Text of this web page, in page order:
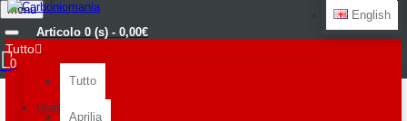
English
Menu
Articolo 0 (s) - 0,00€
0
Tutto
Tutto
Aprilia
Home